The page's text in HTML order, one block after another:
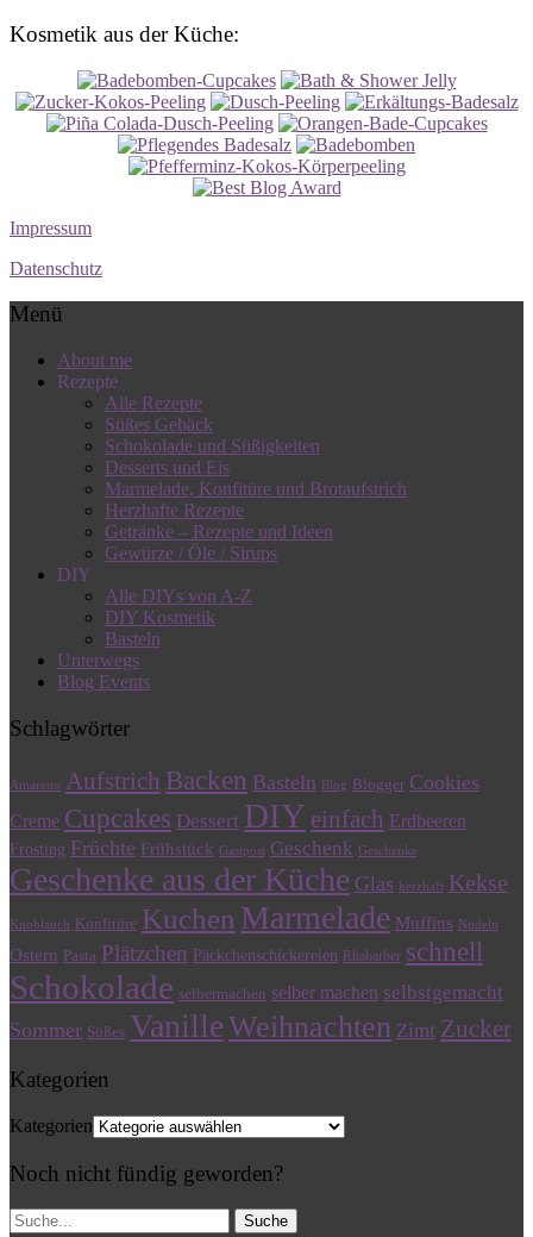
Kosmetik aus der Küche:
Impressum
Datenschutz
Menü
About me
Rezepte
Alle Rezepte
Süßes Gebäck
Schokolade und Süßigkeiten
Desserts und Eis
Marmelade, Konfitüre und Brotaufstrich
Herzhafte Rezepte
Getränke – Rezepte und Ideen
Gewürze / Öle / Sirups
DIY
Alle DIYs von A-Z
DIY Kosmetik
Basteln
Unterwegs
Blog Events
Schlagwörter
Amaretto Aufstrich Backen Basteln Blog Blogger Cookies
Creme Cupcakes Dessert DIY einfach Erdbeeren
Frosting Früchte Frühstück Gastpost Geschenk Geschenke
Geschenke aus der Küche Glas herzhaft Kekse
Knoblauch Konfitüre Kuchen Marmelade Muffins Nudeln
Ostern Pasta Plätzchen Päckchenschickereien Rhabarber schnell
Schokolade selbermachen selber machen selbstgemacht
Sommer Süßes VanilleWeihnachten Zimt Zucker
Kategorien
Kategorien
Noch nicht fündig geworden?